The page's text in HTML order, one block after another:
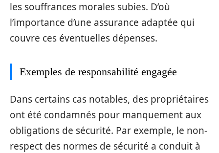
les souffrances morales subies. D’où
l’importance d’une assurance adaptée qui
couvre ces éventuelles dépenses.
Exemples de responsabilité engagée
Dans certains cas notables, des propriétaires
ont été condamnés pour manquement aux
obligations de sécurité. Par exemple, le non-
respect des normes de sécurité a conduit à